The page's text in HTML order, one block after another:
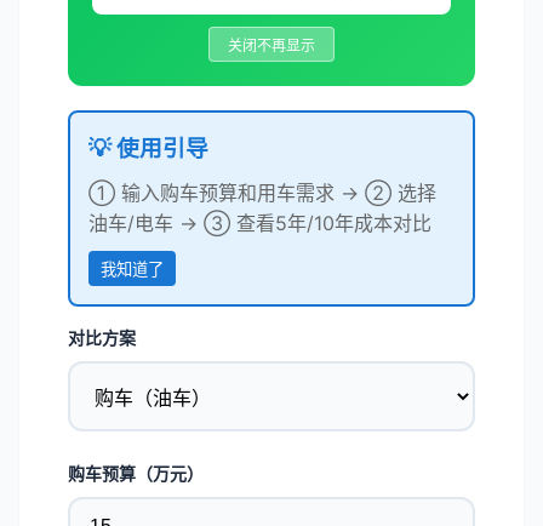
关闭不再显示
💡 使用引导
① 输入购车预算和用车需求 → ② 选择
油车/电车 → ③ 查看5年/10年成本对比
我知道了
对比方案
购车预算（万元）